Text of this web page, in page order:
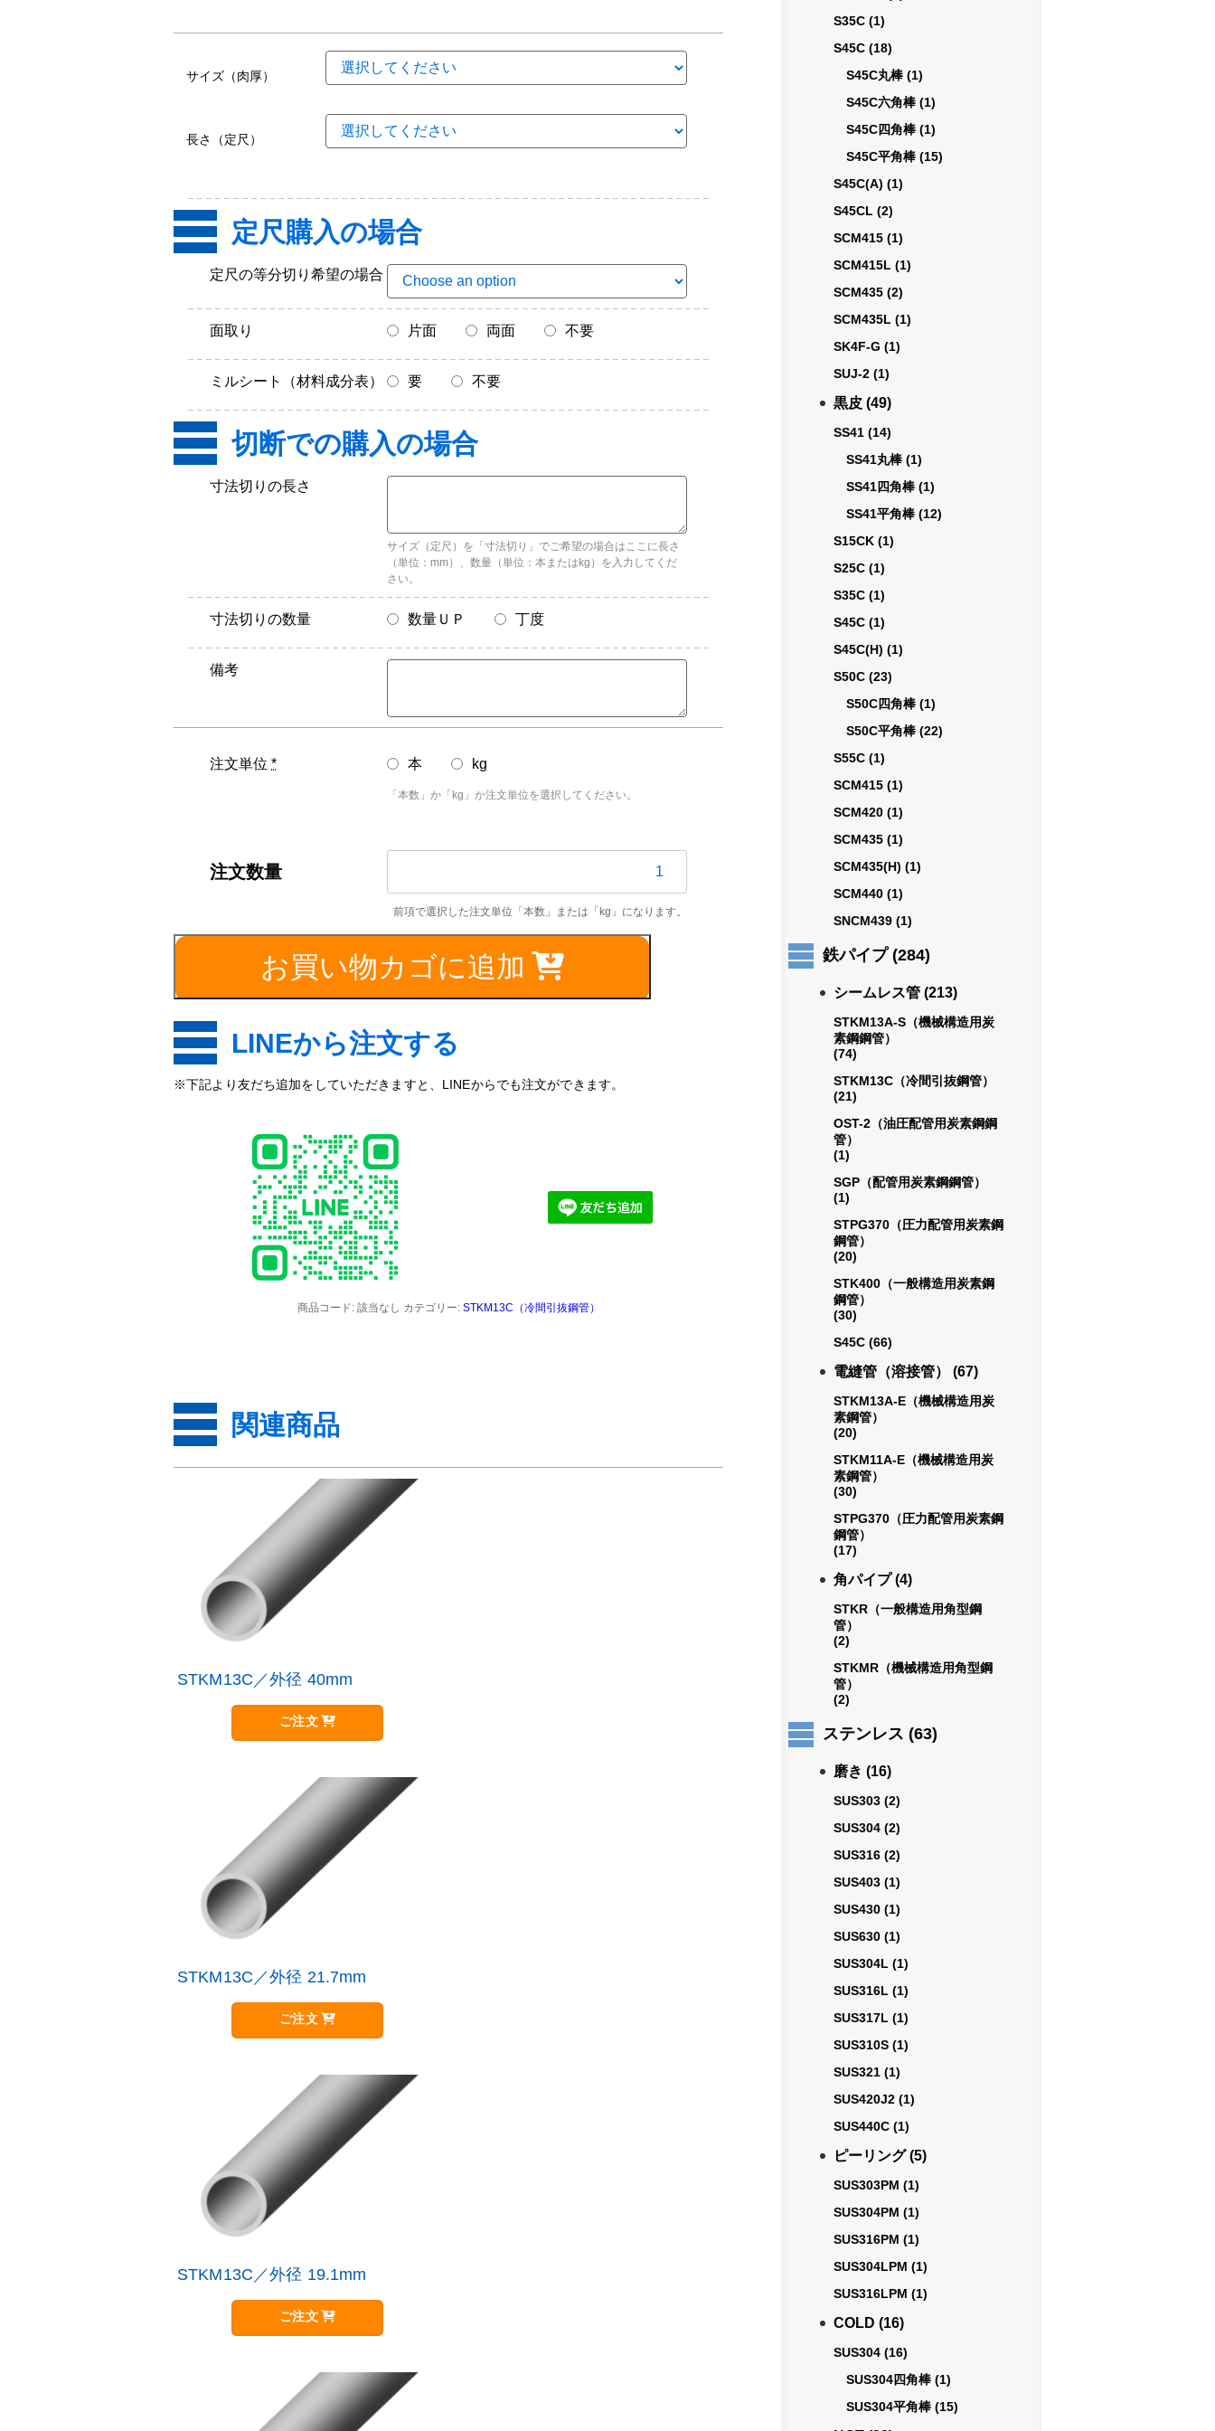
サイズ（肉厚）
長さ（定尺）
定尺購入の場合
定尺の等分切り希望の場合
面取り 片面 両面 不要
ミルシート（材料成分表） 要 不要
寸法切りの長さ
サイズ（定尺）を「寸法切り」でご希望の場合はここに長さ
（単位：mm）、数量（単位：本またはkg）を入力してくだ
さい。
寸法切りの数量 数量ＵＰ 丁度
備考
注文単位 * 本 kg
「本数」か「kg」か注文単位を選択してください。
外
個
お買い物カゴに追加
LINEから注文する
※下記より友だち追加をしていただきますと、LINEからでも注文ができます。
商品コード: 該当なし カテゴリー: STKM13C（冷間引抜鋼管）
関連商品
STKM13C／外径 40mm
ご注文
複
数
の
バ
あ
り
す。
プ
シ
ン
ら
す
STKM13C／外径 21.7mm
ご注文
複
の
り
す。
プ
シ
ョ
STKM13C／外径 19.1mm
ご注文
複
の
S35C (1)
S45C (18)
S45C丸棒 (1)
S45C六角棒 (1)
S45C四角棒 (1)
S45C平角棒 (15)
S45C(A) (1)
S45CL (2)
SCM415 (1)
SCM415L (1)
SCM435 (2)
SCM435L (1)
SK4F-G (1)
SUJ-2 (1)
黒皮 (49)
SS41 (14)
SS41丸棒 (1)
SS41四角棒 (1)
SS41平角棒 (12)
S15CK (1)
S25C (1)
S35C (1)
S45C (1)
S45C(H) (1)
S50C (23)
S50C四角棒 (1)
S50C平角棒 (22)
S55C (1)
SCM415 (1)
SCM420 (1)
SCM435 (1)
SCM435(H) (1)
SCM440 (1)
SNCM439 (1)
鉄パイプ (284)
シームレス管 (213)
STKM13A-S（機械構造用炭
素鋼鋼管）
(74)
STKM13C（冷間引抜鋼管）
(21)
OST-2（油圧配管用炭素鋼鋼
管）
(1)
SGP（配管用炭素鋼鋼管）
(1)
STPG370（圧力配管用炭素鋼
鋼管）
(20)
STK400（一般構造用炭素鋼
鋼管）
(30)
S45C (66)
電縫管（溶接管） (67)
STKM13A-E（機械構造用炭
素鋼管）
(20)
STKM11A-E（機械構造用炭
素鋼管）
(30)
STPG370（圧力配管用炭素鋼
鋼管）
(17)
角パイプ (4)
STKR（一般構造用角型鋼
管）
(2)
STKMR（機械構造用角型鋼
管）
(2)
ステンレス (63)
磨き (16)
SUS303 (2)
SUS304 (2)
SUS316 (2)
SUS403 (1)
SUS430 (1)
SUS630 (1)
SUS304L (1)
SUS316L (1)
SUS317L (1)
SUS310S (1)
SUS321 (1)
SUS420J2 (1)
SUS440C (1)
ピーリング (5)
SUS303PM (1)
SUS304PM (1)
SUS316PM (1)
SUS304LPM (1)
SUS316LPM (1)
COLD (16)
SUS304 (16)
SUS304四角棒 (1)
SUS304平角棒 (15)